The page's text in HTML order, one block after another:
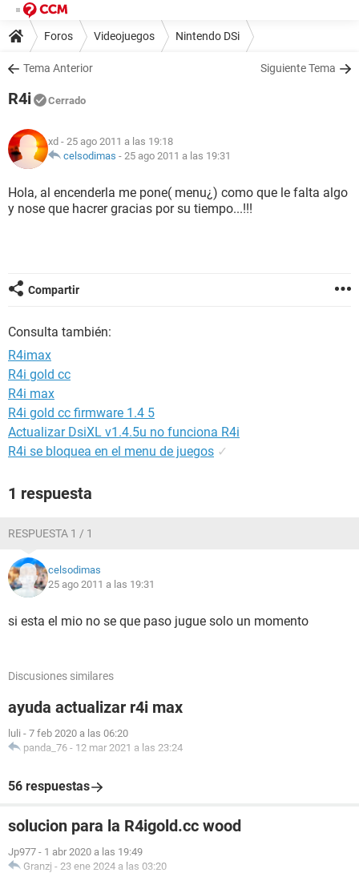
Foros Videojuegos Nintendo DSi
Tema Anterior Siguiente Tema
R4i Cerrado
xd - 25 ago 2011 a las 19:18
celsodimas - 25 ago 2011 a las 19:31
Hola, al encenderla me pone( menu¿) como que le falta algo
y nose que hacrer gracias por su tiempo...!!!
Compartir
Consulta también:
R4imax
R4i gold cc
R4i max
R4i gold cc firmware 1.4 5
Actualizar DsiXL v1.4.5u no funciona R4i
R4i se bloquea en el menu de juegos ✓
1 respuesta
RESPUESTA 1 / 1
celsodimas
25 ago 2011 a las 19:31
si esta el mio no se que paso jugue solo un momento
Discusiones similares
ayuda actualizar r4i max
luli - 7 feb 2020 a las 06:20
panda_76 - 12 mar 2021 a las 23:24
56 respuestas
solucion para la R4igold.cc wood
Jp977 - 1 abr 2020 a las 19:49
Granzj - 23 ene 2024 a las 03:20